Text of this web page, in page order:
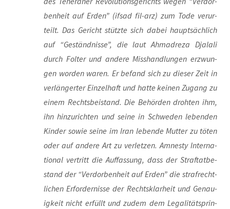
ben­heit auf Erden” (ifsad fil-arz) zum Tode ver­ur­
teilt. Das Gericht stütz­te sich dabei haupt­säch­lich
auf “Geständ­nis­se”, die laut Ahm­adre­za Dja­la­li
durch Fol­ter und ande­re Miss­hand­lun­gen erzwun­
gen wor­den waren. Er befand sich zu die­ser Zeit in
ver­län­ger­ter Ein­zel­haft und hat­te kei­nen Zugang zu
einem Rechts­bei­stand. Die Behör­den droh­ten ihm,
ihn hin­zu­rich­ten und sei­ne in Schwe­den leben­den
Kin­der sowie sei­ne im Iran leben­de Mut­ter zu töten
oder auf ande­re Art zu ver­let­zen. Amnes­ty Inter­na­
tio­nal ver­tritt die Auf­fas­sung, dass der Straf­tat­be­
stand der “Ver­dor­ben­heit auf Erden” die straf­recht­
li­chen Erfor­der­nis­se der Rechts­klar­heit und Genau­
ig­keit nicht erfüllt und zudem dem Lega­li­täts­prin­